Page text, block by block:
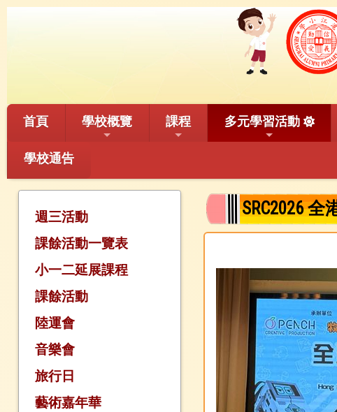
首頁 學校概覽 課程 多元學習活動
學校通告
週三活動
課餘活動一覽表
小一二延展課程
課餘活動
陸運會
音樂會
旅行日
藝術嘉年華
SRC2026